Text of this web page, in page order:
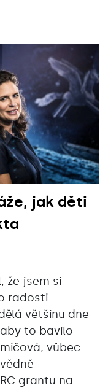
jak děti
že jsem si
radosti
většinu dne
to bavilo
vůbec
grantu na